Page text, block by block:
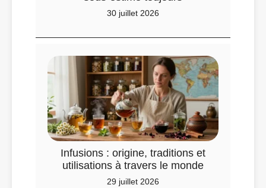
30 juillet 2026
Infusions : origine, traditions et
utilisations à travers le monde
29 juillet 2026